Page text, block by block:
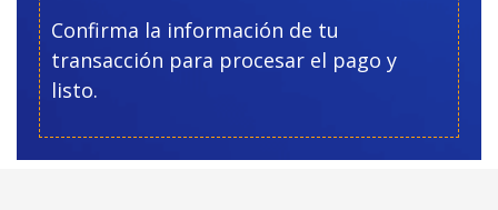
Confirma la información de tu
transacción para procesar el pago y
listo.